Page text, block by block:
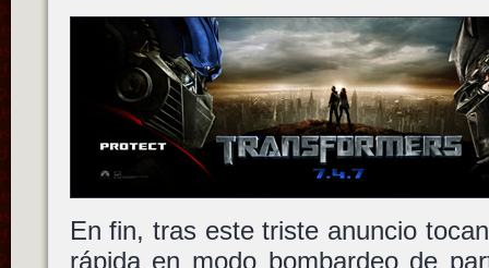
En fin, tras este triste anuncio
rápida en modo bombardeo de